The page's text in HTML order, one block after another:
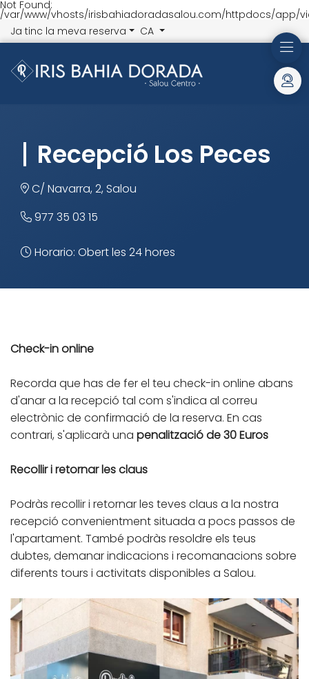
Not Found:
/var/www/vhosts/irisbahiadoradasalou.com/httpdocs/app/
Ja tinc la meva reserva
CA
Recepció Los Peces
C/ Navarra, 2, Salou
977 35 03 15
Horario: Obert les 24 hores
Check-in online
Recorda que has de fer el teu check-in online abans
d'anar a la recepció tal com s'indica al correu
electrònic de confirmació de la reserva. En cas
contrari, s'aplicarà una penalització de 30 Euros
Recollir i retornar les claus
Podràs recollir i retornar les teves claus a la nostra
recepció convenientment situada a pocs passos de
l'apartament. També podràs resoldre els teus
dubtes, demanar indicacions i recomanacions sobre
diferents tours i activitats disponibles a Salou.